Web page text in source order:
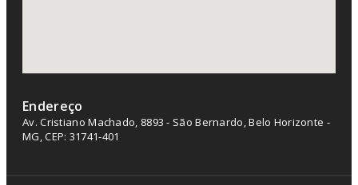
Endereço
Av. Cristiano Machado, 8893 - São Bernardo, Belo Horizonte -
MG, CEP: 31741-401